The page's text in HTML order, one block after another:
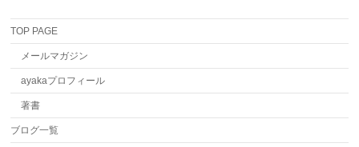
TOP PAGE
メールマガジン
ayakaプロフィール
著書
ブログ一覧